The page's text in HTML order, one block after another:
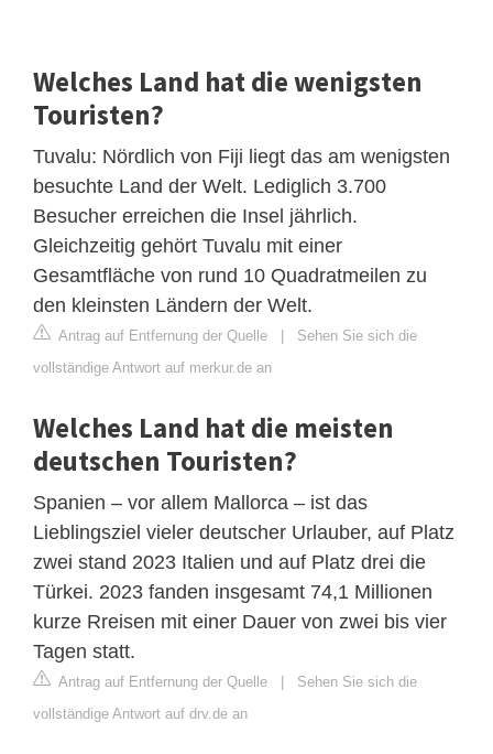
Welches Land hat die wenigsten
Touristen?
Tuvalu: Nördlich von Fiji liegt das am wenigsten
besuchte Land der Welt. Lediglich 3.700
Besucher erreichen die Insel jährlich.
Gleichzeitig gehört Tuvalu mit einer
Gesamtfläche von rund 10 Quadratmeilen zu
den kleinsten Ländern der Welt.
Antrag auf Entfernung der Quelle | Sehen Sie sich die
vollständige Antwort auf merkur.de an
Welches Land hat die meisten
deutschen Touristen?
Spanien – vor allem Mallorca – ist das
Lieblingsziel vieler deutscher Urlauber, auf Platz
zwei stand 2023 Italien und auf Platz drei die
Türkei. 2023 fanden insgesamt 74,1 Millionen
kurze Rreisen mit einer Dauer von zwei bis vier
Tagen statt.
Antrag auf Entfernung der Quelle | Sehen Sie sich die
vollständige Antwort auf drv.de an